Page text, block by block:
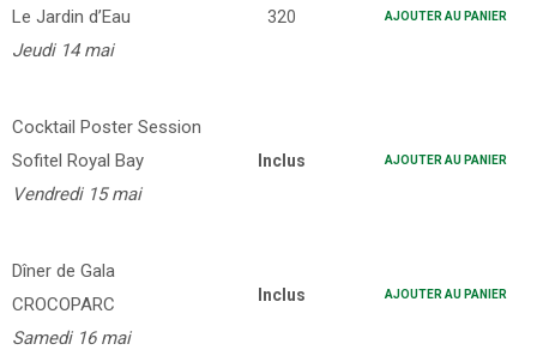
Le Jardin d’Eau
Jeudi 14 mai
320 AJOUTER AU PANIER
Cocktail Poster Session
Sofitel Royal Bay
Vendredi 15 mai
Inclus AJOUTER AU PANIER
Dîner de Gala
CROCOPARC
Samedi 16 mai
Inclus AJOUTER AU PANIER